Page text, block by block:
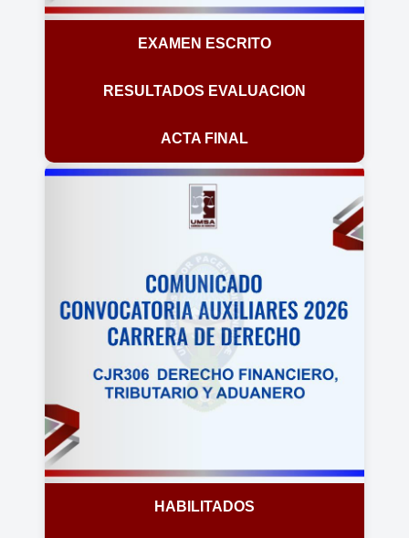
EXAMEN ESCRITO
RESULTADOS EVALUACION
ACTA FINAL
HABILITADOS